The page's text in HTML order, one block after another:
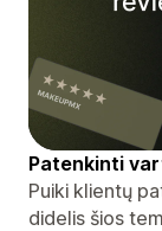
️Patenkinti
Puiki klientų
didelis šios